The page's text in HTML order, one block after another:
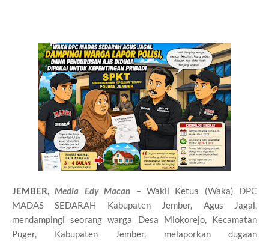
JEMBER,Media Edy Macan – Wakil Ketua (Waka) DPC
MADAS SEDARAH Kabupaten Jember, Agus Jagal,
mendampingi seorang warga Desa Mlokorejo, Kecamatan
Puger, Kabupaten Jember, melaporkan dugaan